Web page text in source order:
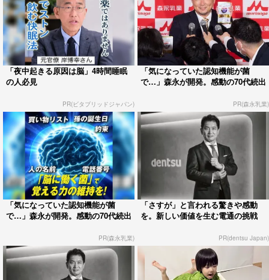
「夜中起きる原因は脳」4時間睡眠
の人必見
PR(ビタブリッドジャパン)
「気になっていた認知機能が菌
で…」森永が開発。感動の70代続出
PR(森永乳業)
「気になっていた認知機能が菌
で…」森永が開発。感動の70代続出
PR(森永乳業)
「さすが」と言われる驚きや感動
を。新しい価値を生む電通の挑戦
PR(dentsu Japan)